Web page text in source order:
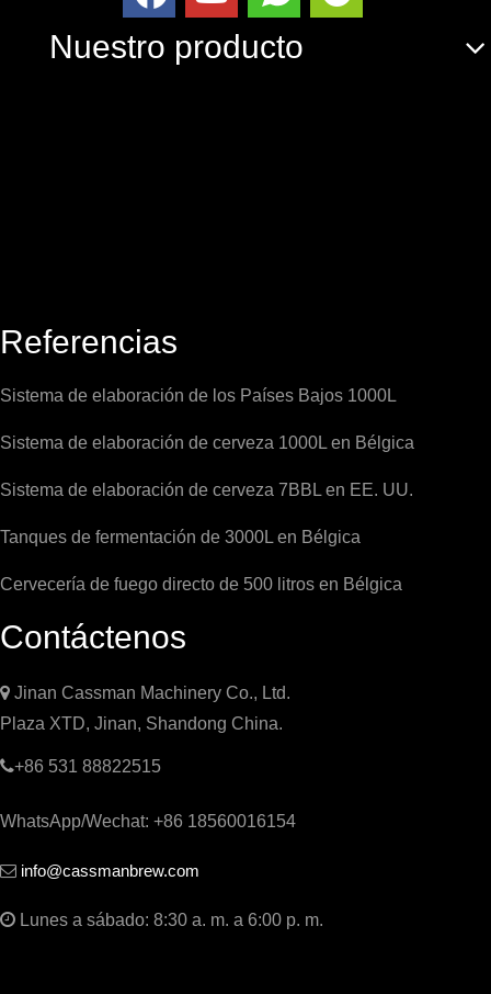
Nuestro producto
Referencias
Sistema de elaboración de los Países Bajos 1000L
Sistema de elaboración de cerveza 1000L en Bélgica
Sistema de elaboración de cerveza 7BBL en EE. UU.
Tanques de fermentación de 3000L en Bélgica
Cervecería de fuego directo de 500 litros en Bélgica
Contáctenos
 Jinan Cassman Machinery Co., Ltd.
Plaza XTD, Jinan, Shandong China.
+86 531 88822515
WhatsApp/Wechat: +86 18560016154
 info@cassmanbrew.com
 Lunes a sábado: 8:30 a. m. a 6:00 p. m.